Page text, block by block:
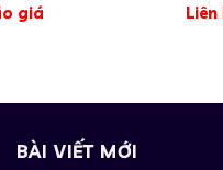
giá
BÀI VIẾT MỚI